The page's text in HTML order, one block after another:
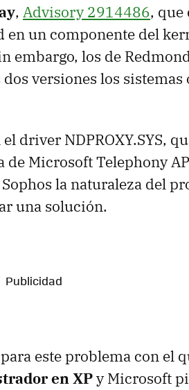
, Advisory 2914486, que
un componente del
embargo, los de
versiones los
driver NDPROXY.SYS,
Microsoft Telephony
la naturaleza del
una solución.
este problema con el
en XPy Microsoft